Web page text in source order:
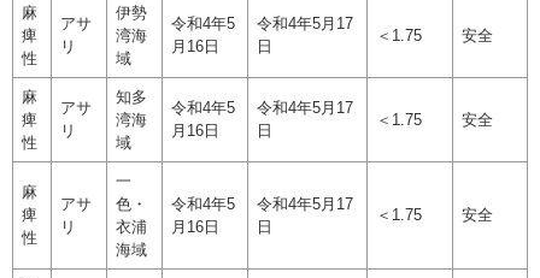
麻
痺
性
アサ
リ
伊勢
湾海
域
令和4年5
月16日
令和4年5月17
日
＜1.75 安全
麻
痺
性
アサ
リ
知多
湾海
域
令和4年5
月16日
令和4年5月17
日
＜1.75 安全
麻
痺
性
アサ
リ
一
色・
衣浦
海域
令和4年5
月16日
令和4年5月17
日
＜1.75 安全